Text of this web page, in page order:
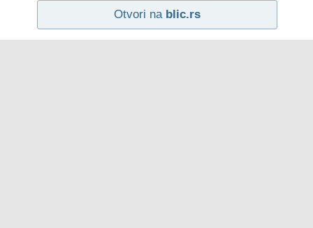
Otvori na blic.rs